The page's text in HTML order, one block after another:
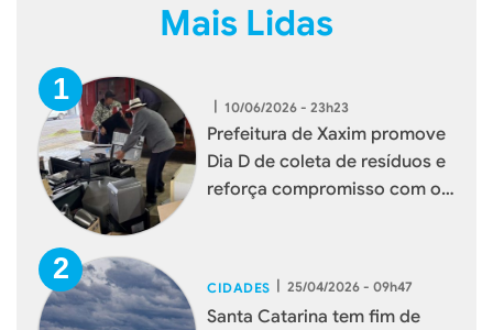
Mais Lidas
| 10/06/2026 - 23h23
Prefeitura de Xaxim promove
Dia D de coleta de resíduos e
reforça compromisso com o
CIDADES 25/04/2026 - 09h47
Santa Catarina tem fim de